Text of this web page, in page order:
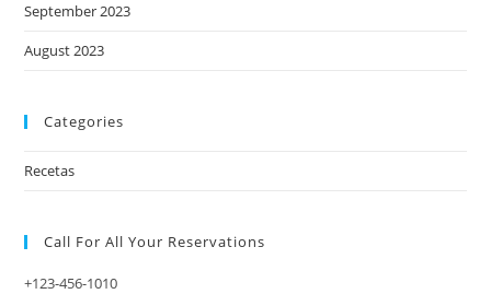
September 2023
August 2023
Categories
Recetas
Call For All Your​ Reservations
+123-456-1010